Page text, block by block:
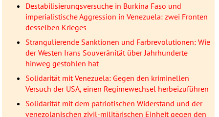
Destabilisierungsversuche in Burkina Faso und
imperialistische Aggression in Venezuela: zwei Fronten
desselben Krieges
Strangulierende Sanktionen und Farbrevolutionen: Wie
der Westen Irans Souveränität über Jahrhunderte
hinweg gestohlen hat
Solidarität mit Venezuela: Gegen den kriminellen
Versuch der USA, einen Regimewechsel herbeizuführen
Solidarität mit dem patriotischen Widerstand und der
venezolanischen zivil-militärischen Einheit gegen den